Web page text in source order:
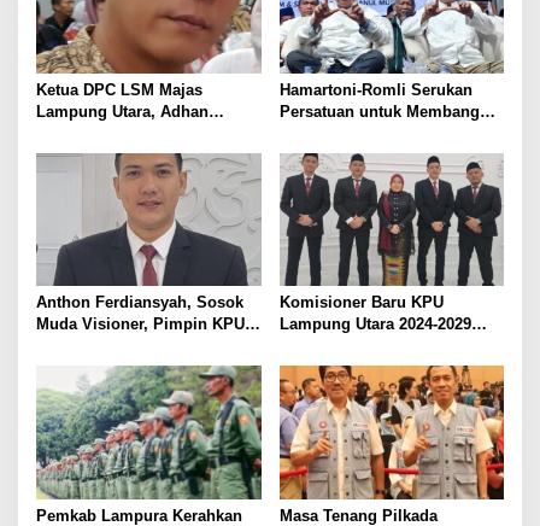
Ketua DPC LSM Majas
Lampung Utara, Adhan
Kondusivitas Jelang Pilkada
Hamartoni-Romli Serukan
Persatuan untuk Membangun
Aman dan Sejahtera
Anthon Ferdiansyah, Sosok
Muda Visioner, Pimpin KPU
Komisioner Baru KPU
Lampung Utara 2024-2029
Ferdiansyah Terpilih sebagai
Ketua, Siap Hadapi Pilkada
Pemkab Lampura Kerahkan
Masa Tenang Pilkada